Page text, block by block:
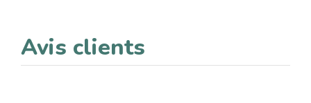
Avis clients